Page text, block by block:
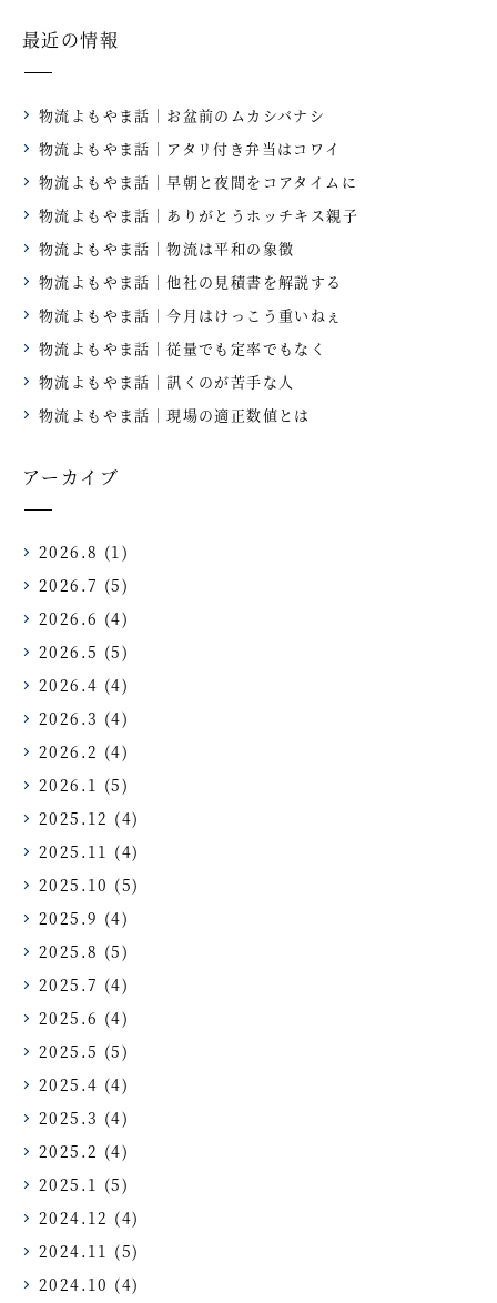
最近の情報
物流よもやま話｜お盆前のムカシバナシ
物流よもやま話｜アタリ付き弁当はコワイ
物流よもやま話｜早朝と夜間をコアタイムに
物流よもやま話｜ありがとうホッチキス親子
物流よもやま話｜物流は平和の象徴
物流よもやま話｜他社の見積書を解説する
物流よもやま話｜今月はけっこう重いねぇ
物流よもやま話｜従量でも定率でもなく
物流よもやま話｜訊くのが苦手な人
物流よもやま話｜現場の適正数値とは
アーカイブ
2026.8 (1)
2026.7 (5)
2026.6 (4)
2026.5 (5)
2026.4 (4)
2026.3 (4)
2026.2 (4)
2026.1 (5)
2025.12 (4)
2025.11 (4)
2025.10 (5)
2025.9 (4)
2025.8 (5)
2025.7 (4)
2025.6 (4)
2025.5 (5)
2025.4 (4)
2025.3 (4)
2025.2 (4)
2025.1 (5)
2024.12 (4)
2024.11 (5)
2024.10 (4)